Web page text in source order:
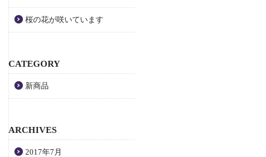
桜の花が咲いています
CATEGORY
新商品
ARCHIVES
2017年7月